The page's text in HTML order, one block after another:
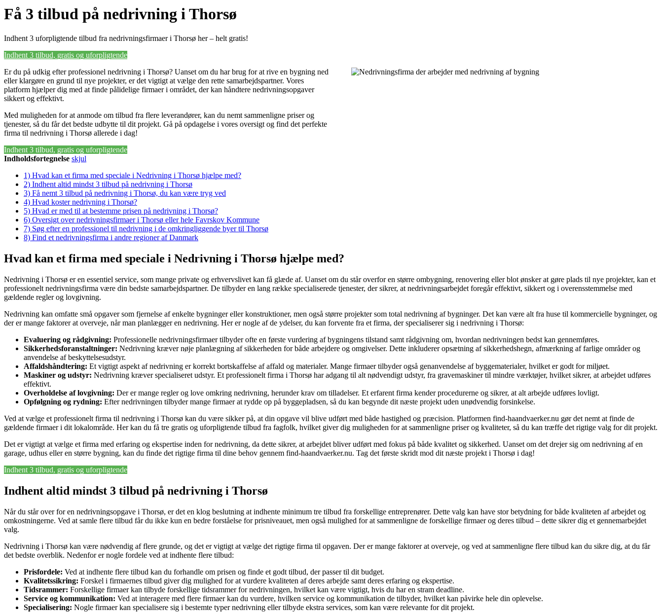
Få 3 tilbud på nedrivning i Thorsø
Indhent 3 uforpligtende tilbud fra nedrivningsfirmaer i Thorsø her – helt gratis!
Indhent 3 tilbud, gratis og uforpligtende
Er du på udkig efter professionel nedrivning i Thorsø? Uanset om du har brug for at rive en bygning ned
eller klargøre en grund til nye projekter, er det vigtigt at vælge den rette samarbejdspartner. Vores
platform hjælper dig med at finde pålidelige firmaer i området, der kan håndtere nedrivningsopgaver
sikkert og effektivt.
Med muligheden for at anmode om tilbud fra flere leverandører, kan du nemt sammenligne priser og
tjenester, så du får det bedste udbytte til dit projekt. Gå på opdagelse i vores oversigt og find det perfekte
firma til nedrivning i Thorsø allerede i dag!
Indhent 3 tilbud, gratis og uforpligtende
Indholdsfortegnelse skjul
1) Hvad kan et firma med speciale i Nedrivning i Thorsø hjælpe med?
2) Indhent altid mindst 3 tilbud på nedrivning i Thorsø
3) Få nemt 3 tilbud på nedrivning i Thorsø, du kan være tryg ved
4) Hvad koster nedrivning i Thorsø?
5) Hvad er med til at bestemme prisen på nedrivning i Thorsø?
6) Oversigt over nedrivningsfirmaer i Thorsø eller hele Favrskov Kommune
7) Søg efter en professionel til nedrivning i de omkringliggende byer til Thorsø
8) Find et nedrivningsfirma i andre regioner af Danmark
Hvad kan et firma med speciale i Nedrivning i Thorsø hjælpe med?
Nedrivning i Thorsø er en essentiel service, som mange private og erhvervslivet kan få glæde af. Uanset om du står overfor en større ombygning, renovering eller blot ønsker at gøre plads til nye projekter, kan et
professionelt nedrivningsfirma være din bedste samarbejdspartner. De tilbyder en lang række specialiserede tjenester, der sikrer, at nedrivningsarbejdet foregår effektivt, sikkert og i overensstemmelse med
gældende regler og lovgivning.
Nedrivning kan omfatte små opgaver som fjernelse af enkelte bygninger eller konstruktioner, men også større projekter som total nedrivning af bygninger. Det kan være alt fra huse til kommercielle bygninger, og
der er mange faktorer at overveje, når man planlægger en nedrivning. Her er nogle af de ydelser, du kan forvente fra et firma, der specialiserer sig i nedrivning i Thorsø:
Evaluering og rådgivning: Professionelle nedrivningsfirmaer tilbyder ofte en første vurdering af bygningens tilstand samt rådgivning om, hvordan nedrivningen bedst kan gennemføres.
Sikkerhedsforanstaltninger: Nedrivning kræver nøje planlægning af sikkerheden for både arbejdere og omgivelser. Dette inkluderer opsætning af sikkerhedshegn, afmærkning af farlige områder og
anvendelse af beskyttelsesudstyr.
Affaldshåndtering: Et vigtigt aspekt af nedrivning er korrekt bortskaffelse af affald og materialer. Mange firmaer tilbyder også genanvendelse af byggematerialer, hvilket er godt for miljøet.
Maskiner og udstyr: Nedrivning kræver specialiseret udstyr. Et professionelt firma i Thorsø har adgang til alt nødvendigt udstyr, fra gravemaskiner til mindre værktøjer, hvilket sikrer, at arbejdet udføres
effektivt.
Overholdelse af lovgivning: Der er mange regler og love omkring nedrivning, herunder krav om tilladelser. Et erfarent firma kender procedurerne og sikrer, at alt arbejde udføres lovligt.
Opfølgning og rydning: Efter nedrivningen tilbyder mange firmaer at rydde op på byggepladsen, så du kan begynde dit næste projekt uden unødvendig forsinkelse.
Ved at vælge et professionelt firma til nedrivning i Thorsø kan du være sikker på, at din opgave vil blive udført med både hastighed og præcision. Platformen find-haandvaerker.nu gør det nemt at finde de
gældende firmaer i dit lokalområde. Her kan du få tre gratis og uforpligtende tilbud fra fagfolk, hvilket giver dig muligheden for at sammenligne priser og kvaliteter, så du kan træffe det rigtige valg for dit projekt.
Det er vigtigt at vælge et firma med erfaring og ekspertise inden for nedrivning, da dette sikrer, at arbejdet bliver udført med fokus på både kvalitet og sikkerhed. Uanset om det drejer sig om nedrivning af en
garage, udhus eller en større bygning, kan du finde det rigtige firma til dine behov gennem find-haandvaerker.nu. Tag det første skridt mod dit næste projekt i Thorsø i dag!
Indhent 3 tilbud, gratis og uforpligtende
Indhent altid mindst 3 tilbud på nedrivning i Thorsø
Når du står over for en nedrivningsopgave i Thorsø, er det en klog beslutning at indhente minimum tre tilbud fra forskellige entreprenører. Dette valg kan have stor betydning for både kvaliteten af arbejdet og
omkostningerne. Ved at samle flere tilbud får du ikke kun en bedre forståelse for prisniveauet, men også mulighed for at sammenligne de forskellige firmaer og deres tilbud – dette sikrer dig et gennemarbejdet
valg.
Nedrivning i Thorsø kan være nødvendig af flere grunde, og det er vigtigt at vælge det rigtige firma til opgaven. Der er mange faktorer at overveje, og ved at sammenligne flere tilbud kan du sikre dig, at du får
det bedste overblik. Nedenfor er nogle fordele ved at indhente flere tilbud:
Prisfordele: Ved at indhente flere tilbud kan du forhandle om prisen og finde et godt tilbud, der passer til dit budget.
Kvalitetssikring: Forskel i firmaernes tilbud giver dig mulighed for at vurdere kvaliteten af deres arbejde samt deres erfaring og ekspertise.
Tidsrammer: Forskellige firmaer kan tilbyde forskellige tidsrammer for nedrivningen, hvilket kan være vigtigt, hvis du har en stram deadline.
Service og kommunikation: Ved at interagere med flere firmaer kan du vurdere, hvilken service og kommunikation de tilbyder, hvilket kan påvirke hele din oplevelse.
Specialisering: Nogle firmaer kan specialisere sig i bestemte typer nedrivning eller tilbyde ekstra services, som kan være relevante for dit projekt.